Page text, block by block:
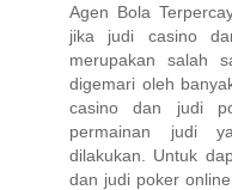
Agen Bola
jika judi casino
merupakan salah
digemari oleh
casino dan judi
permainan judi
dilakukan. Untuk
dan judi poker